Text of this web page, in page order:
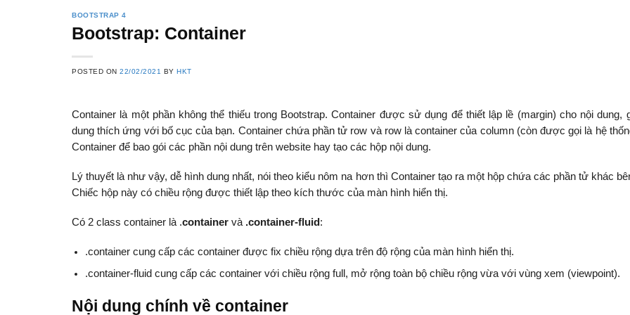
BOOTSTRAP 4
Bootstrap: Container
POSTED ON22/02/2021 BYHKT
Container là một phần không thể thiếu trong Bootstrap. Container được sử dụng để thiết lập lề (margin) cho nội dung,
dung thích ứng với bố cục của bạn. Container chứa phần tử row và row là container của column (còn được gọi là hệ
Container để bao gói các phần nội dung trên website hay tạo các hộp nội dung.
Lý thuyết là như vậy, dễ hình dung nhất, nói theo kiểu nôm na hơn thì Container tạo ra một hộp chứa các phần tử khác
Chiếc hộp này có chiều rộng được thiết lập theo kích thước của màn hình hiển thị.
Có 2 class container là .container và .container-fluid :
.container cung cấp các container được fix chiều rộng dựa trên độ rộng của màn hình hiển thị.
.container-fluid cung cấp các container với chiều rộng full, mở rộng toàn bộ chiều rộng vừa với vùng xem (viewpoint).
Nội dung chính về container